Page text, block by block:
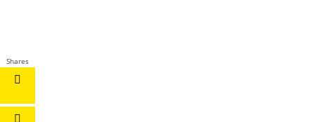
Shares